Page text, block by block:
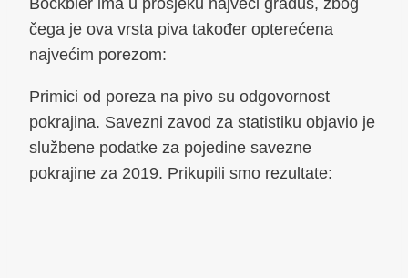
čega je ova vrsta piva također opterećena
najvećim porezom:
Primici od poreza na pivo su odgovornost
pokrajina. Savezni zavod za statistiku objavio je
službene podatke za pojedine savezne
pokrajine za 2019. Prikupili smo rezultate: